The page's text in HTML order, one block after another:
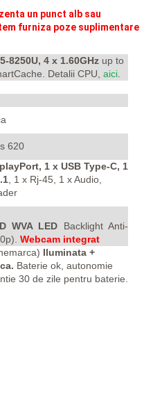
un punct alb sau
furniza poze suplimentare
8250U, 4 x 1.60GHz up to
Detalii CPU, aici
620
1 x USB Type-C, 1
, 1 x Rj-45, 1 x Audio,
WVA LED Backlight Anti-
Webcam integrat
Iluminata +
Baterie ok, autonomie
30 de zile pentru baterie.